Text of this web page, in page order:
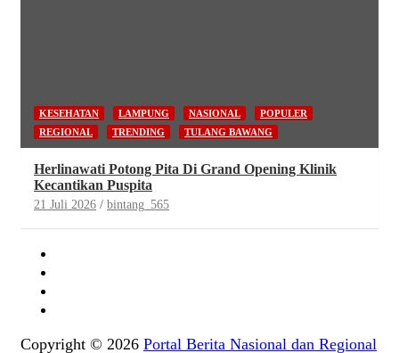
KESEHATAN LAMPUNG NASIONAL
POPULER
REGIONAL
TRENDING TULANG BAWANG
Herlinawati Potong Pita Di Grand Opening Klinik
Kecantikan Puspita
21 Juli 2026 bintang_565
Copyright © 2026 Portal Berita Nasional dan Regional